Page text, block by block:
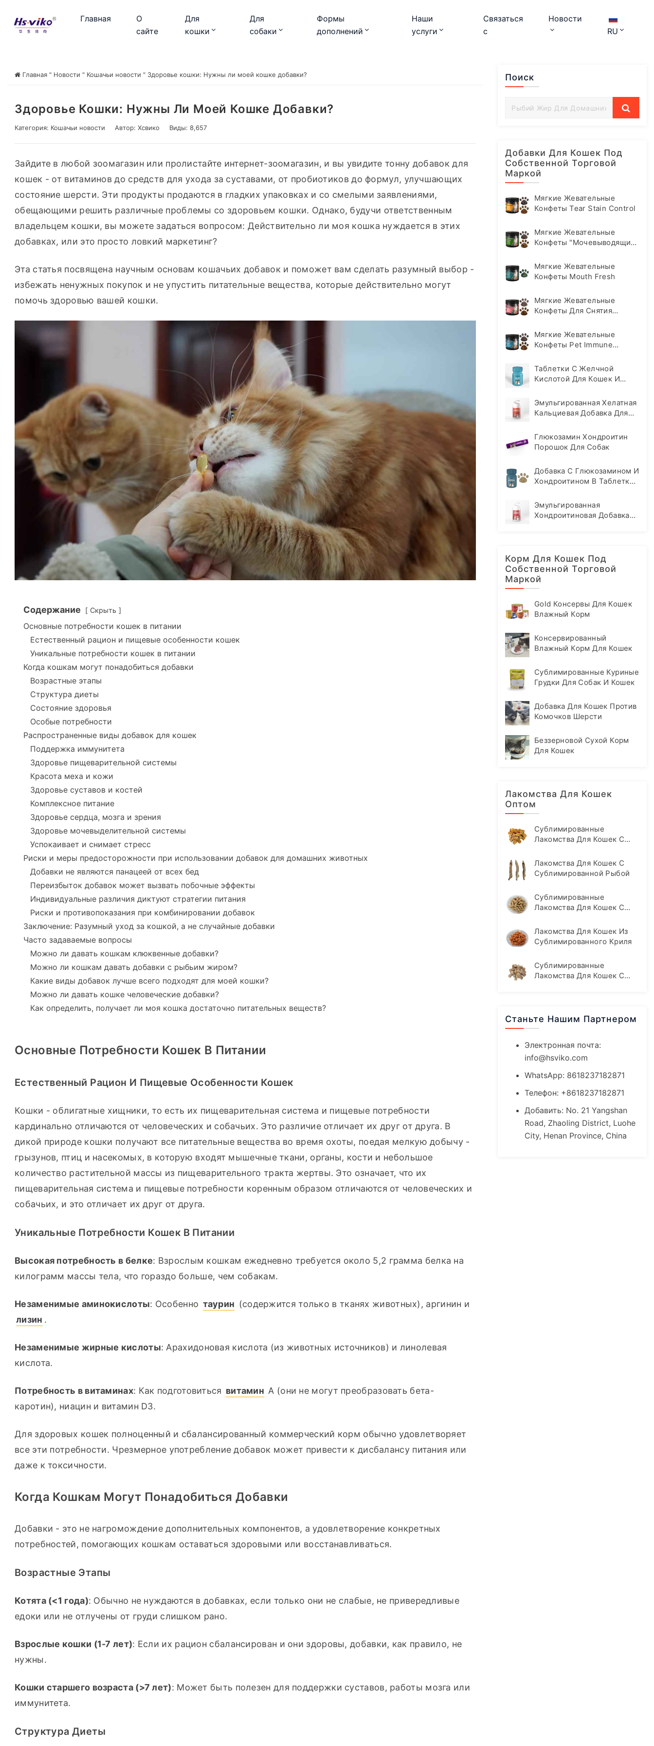
Главная
О
сайте
Для
кошки
Для
собаки
Формы
дополнений
Наши
услуги
Связаться
с
Новости
RU
Главная " Новости " Кошачьи новости " Здоровье кошки: Нужны ли моей кошке добавки?
Здоровье Кошки: Нужны Ли Моей Кошке Добавки?
Категория: Кошачьи новости Автор: Хсвико Виды: 8,657
Зайдите в любой зоомагазин или пролистайте интернет-зоомагазин, и вы увидите тонну добавок для
кошек - от витаминов до средств для ухода за суставами, от пробиотиков до формул, улучшающих
состояние шерсти. Эти продукты продаются в гладких упаковках и со смелыми заявлениями,
обещающими решить различные проблемы со здоровьем кошки. Однако, будучи ответственным
владельцем кошки, вы можете задаться вопросом: Действительно ли моя кошка нуждается в этих
добавках, или это просто ловкий маркетинг?
Эта статья посвящена научным основам кошачьих добавок и поможет вам сделать разумный выбор -
избежать ненужных покупок и не упустить питательные вещества, которые действительно могут
помочь здоровью вашей кошки.
Содержание Скрыть
Основные потребности кошек в питании
Естественный рацион и пищевые особенности кошек
Уникальные потребности кошек в питании
Когда кошкам могут понадобиться добавки
Возрастные этапы
Структура диеты
Состояние здоровья
Особые потребности
Распространенные виды добавок для кошек
Поддержка иммунитета
Здоровье пищеварительной системы
Красота меха и кожи
Здоровье суставов и костей
Комплексное питание
Здоровье сердца, мозга и зрения
Здоровье мочевыделительной системы
Успокаивает и снимает стресс
Риски и меры предосторожности при использовании добавок для домашних животных
Добавки не являются панацеей от всех бед
Переизбыток добавок может вызвать побочные эффекты
Индивидуальные различия диктуют стратегии питания
Риски и противопоказания при комбинировании добавок
Заключение: Разумный уход за кошкой, а не случайные добавки
Часто задаваемые вопросы
Можно ли давать кошкам клюквенные добавки?
Можно ли кошкам давать добавки с рыбьим жиром?
Какие виды добавок лучше всего подходят для моей кошки?
Можно ли давать кошке человеческие добавки?
Как определить, получает ли моя кошка достаточно питательных веществ?
Основные Потребности Кошек В Питании
Естественный Рацион И Пищевые Особенности Кошек
Кошки - облигатные хищники, то есть их пищеварительная система и пищевые потребности
кардинально отличаются от человеческих и собачьих. Это различие отличает их друг от друга. В
дикой природе кошки получают все питательные вещества во время охоты, поедая мелкую добычу -
грызунов, птиц и насекомых, в которую входят мышечные ткани, органы, кости и небольшое
количество растительной массы из пищеварительного тракта жертвы. Это означает, что их
пищеварительная система и пищевые потребности коренным образом отличаются от человеческих и
собачьих, и это отличает их друг от друга.
Уникальные Потребности Кошек В Питании
Высокая потребность в белке: Взрослым кошкам ежедневно требуется около 5,2 грамма белка на
килограмм массы тела, что гораздо больше, чем собакам.
Незаменимые аминокислоты: Особенно таурин
лизин .
Незаменимые жирные кислоты: Арахидоновая кислота (из животных источников) и линолевая
кислота.
Потребность в витаминах: Как подготовиться витамин А (они не могут преобразовать бета-
каротин), ниацин и витамин D3.
Для здоровых кошек полноценный и сбалансированный коммерческий корм обычно удовлетворяет
все эти потребности. Чрезмерное употребление добавок может привести к дисбалансу питания или
даже к токсичности.
Когда Кошкам Могут Понадобиться Добавки
Добавки - это не нагромождение дополнительных компонентов, а удовлетворение конкретных
потребностей, помогающих кошкам оставаться здоровыми или восстанавливаться.
Возрастные Этапы
Котята (<1 года): Обычно не нуждаются в добавках, если только они не слабые, не привередливые
едоки или не отлучены от груди слишком рано.
Взрослые кошки (1-7 лет): Если их рацион сбалансирован и они здоровы, добавки, как правило, не
нужны.
Кошки старшего возраста (>7 лет): Может быть полезен для поддержки суставов, работы мозга или
иммунитета.
Структура Диеты
Поиск
Добавки Для Кошек Под
Собственной Торговой
Маркой
Мягкие Жевательные
Конфеты Tear Stain Control
Мягкие Жевательные
Конфеты "Мочевыводящие
Мягкие Жевательные
Конфеты Mouth Fresh
Мягкие Жевательные
Конфеты Для Снятия
Мягкие Жевательные
Конфеты Pet Immune
Таблетки С Желчной
Кислотой Для Кошек И
Эмульгированная Хелатная
Кальциевая Добавка Для
Глюкозамин Хондроитин
Порошок Для Собак
Добавка С Глюкозамином И
Хондроитином В Таблетках
Эмульгированная
Хондроитиновая Добавка
Корм Для Кошек Под
Собственной Торговой
Маркой
Gold Консервы Для Кошек
Влажный Корм
Консервированный
Влажный Корм Для Кошек
Сублимированные Куриные
Грудки Для Собак И Кошек
Добавка Для Кошек Против
Комочков Шерсти
Беззерновой Сухой Корм
Для Кошек
Лакомства Для Кошек
Оптом
Сублимированные
Лакомства Для Кошек С
Лакомства Для Кошек С
Сублимированной Рыбой
Сублимированные
Лакомства Для Кошек С
Лакомства Для Кошек Из
Сублимированного Криля
Сублимированные
Лакомства Для Кошек С
Станьте Нашим Партнером
Электронная почта:
info@hsviko.com
WhatsApp: 8618237182871
Телефон: +8618237182871
Добавить: No. 21 Yangshan
Road, Zhaoling District, Luohe
City, Henan Province, China